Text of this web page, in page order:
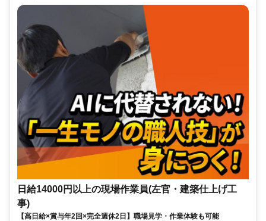
日給14000円以上の現場作業員(左官・建築仕上げ工
事)
【高日給×賞与年2回×完全週休2日】職場見学・作業体験も可能